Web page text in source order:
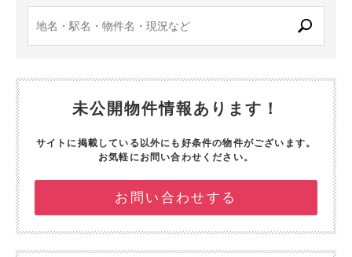
未公開物件情報あります！
サイトに掲載している以外にも好条件の物件がございます。
お気軽にお問い合わせください。
お問い合わせする